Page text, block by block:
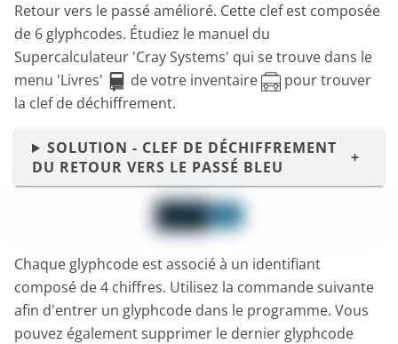
Retour vers le passé amélioré. Cette clef est composée
de 6 glyphcodes. Étudiez le manuel du
Supercalculateur 'Cray Systems' qui se trouve dans le
menu 'Livres'
de votre inventaire
pour trouver
la clef de déchiffrement.
SOLUTION - CLEF DE DÉCHIFFREMENT
DU RETOUR VERS LE PASSÉ BLEU
Chaque glyphcode est associé à un identifiant
composé de 4 chiffres. Utilisez la commande suivante
afin d'entrer un glyphcode dans le programme. Vous
pouvez également supprimer le dernier glyphcode